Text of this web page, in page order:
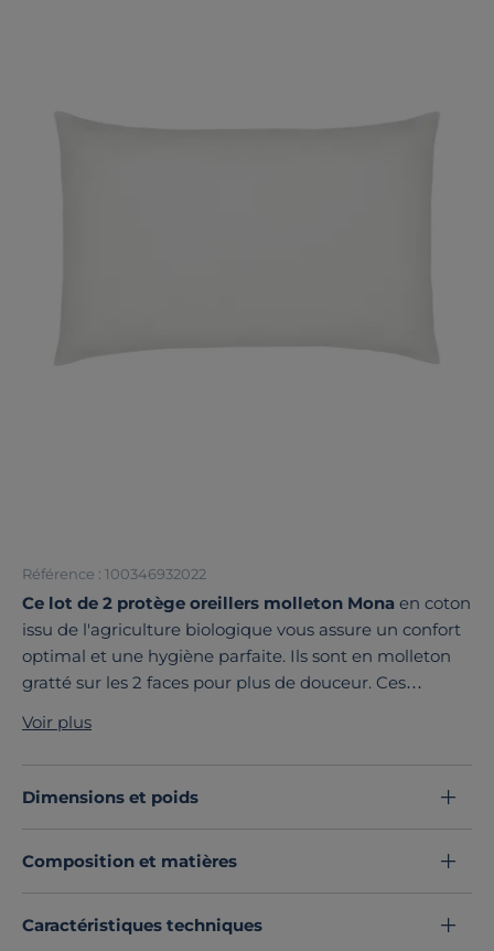
Référence : 100346932022
Ce lot de 2 protège oreillers molleton Mona en coton
issu de l'agriculture biologique vous assure un confort
optimal et une hygiène parfaite. Ils sont en molleton
gratté sur les 2 faces pour plus de douceur. Ces
Découvrez toute notre sélection :
Voir plus
Dimensions et poids
Composition et matières
Caractéristiques techniques